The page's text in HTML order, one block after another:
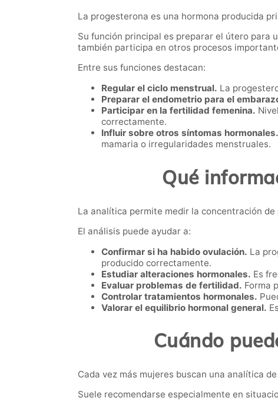
La progesterona es una hormona producida
Su función principal es preparar el útero para
también participa en otros procesos
Entre sus funciones destacan:
Regular el ciclo menstrual. La
Preparar el endometrio para el
Participar en la fertilidad femenina.
correctamente.
Influir sobre otros síntomas hormonales.
mamaria o irregularidades menstruales.
Qué
La analítica permite medir la concentración
El análisis puede ayudar a:
Confirmar si ha habido ovulación. La
producido correctamente.
Estudiar alteraciones hormonales. Es
Evaluar problemas de fertilidad. Forma
Controlar tratamientos hormonales.
Valorar el equilibrio hormonal general.
Cuándo
Cada vez más mujeres buscan una analítica
Suele recomendarse especialmente en